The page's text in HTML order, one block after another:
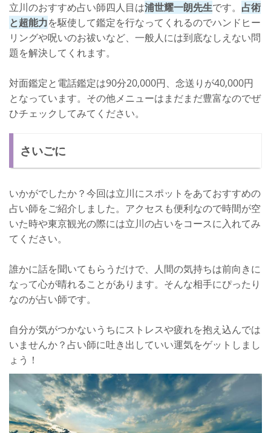
立川のおすすめ占い師四人目は浦世耀一朗先生です。 占術
と超能力を駆使して鑑定を行なってくれるのでハンドヒー
リングや呪いのお祓いなど、一般人には到底なしえない問
題を解決してくれます。
対面鑑定と電話鑑定は90分20,000円、念送りが40,000円
となっています。その他メニューはまだまだ豊富なのでぜ
ひチェックしてみてください。
さいごに
いかがでしたか？今回は立川にスポットをあておすすめの
占い師をご紹介しました。アクセスも便利なので時間が空
いた時や東京観光の際には立川の占いをコースに入れてみ
てください。
誰かに話を聞いてもらうだけで、人間の気持ちは前向きに
なって心が晴れることがあります。そんな相手にぴったり
なのが占い師です。
自分が気がつかないうちにストレスや疲れを抱え込んでは
いませんか？占い師に吐き出していい運気をゲットしまし
ょう！